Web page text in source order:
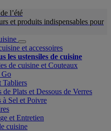
l’été
et produits indispensables pour
et accessoires
les ustensiles de cuisine
de cuisine et Couteaux
Go
Tabliers
de Plats et Dessous de Verres
Sel et Poivre
et Entretien
cuisine